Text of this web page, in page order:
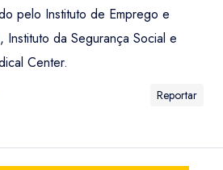
pelo Instituto de Emprego e
Instituto da Segurança Social e
Center.
Reportar